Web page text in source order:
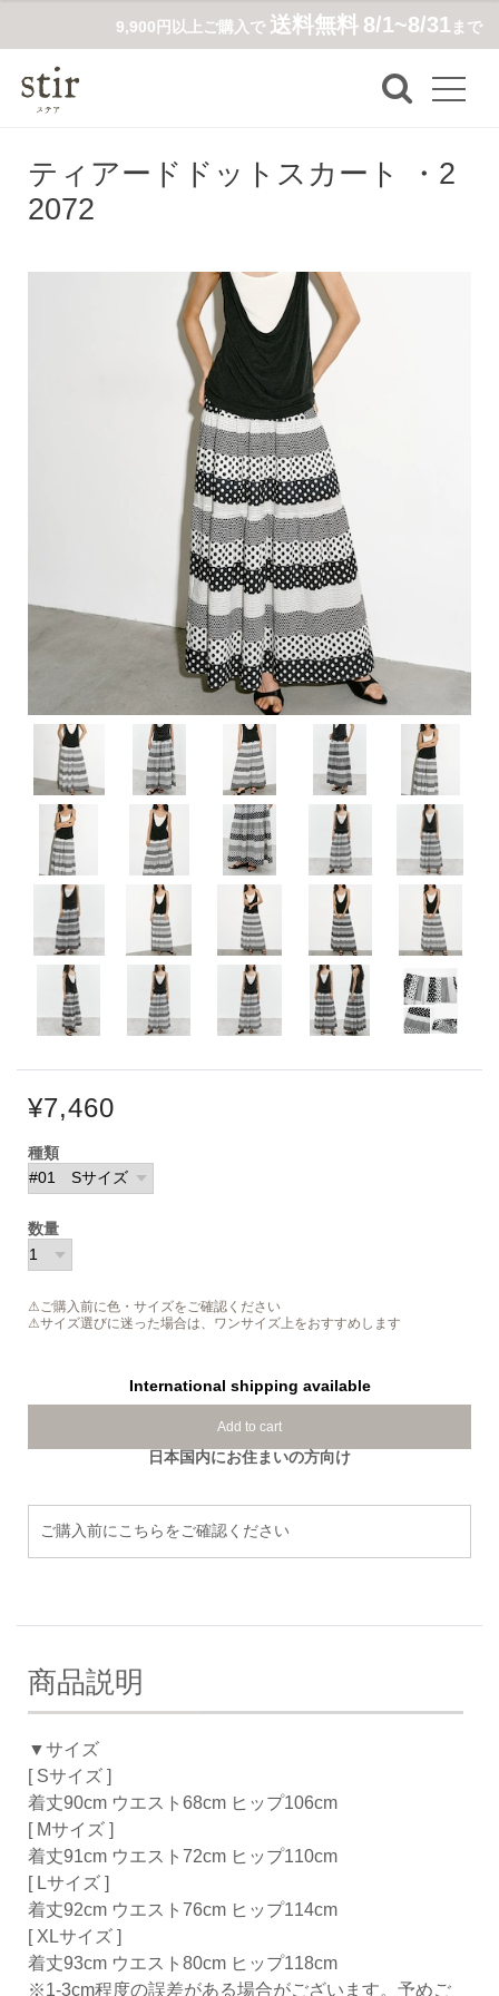
9,900円以上ご購入で 送料無料 8/1~8/31まで
ティアードドットスカート ・2
2072
¥7,460
種類
数量
⚠ご購入前に色・サイズをご確認ください
⚠サイズ選びに迷った場合は、ワンサイズ上をおすすめします
International shipping available
Add to cart
日本国内にお住まいの方向け
ご購入前にこちらをご確認ください
商品説明
▼サイズ
[ Sサイズ ]
着丈90cm ウエスト68cm ヒップ106cm
[ Mサイズ ]
着丈91cm ウエスト72cm ヒップ110cm
[ Lサイズ ]
着丈92cm ウエスト76cm ヒップ114cm
[ XLサイズ ]
着丈93cm ウエスト80cm ヒップ118cm
※1-3cm程度の誤差がある場合がございます。予めご